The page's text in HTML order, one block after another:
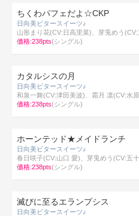
ちくわパフェだよ☆CKP
日向美ビタースイーツ♪
山形まり花(CV:日高里菜)、芽兎めう
価格:238pts(シングル)
カタルシスの月
日向美ビタースイーツ♪
和泉一舞(CV:津田美波)、霜月 凛(CV:水
価格:238pts(シングル)
ホーンテッド★メイドランチ
日向美ビタースイーツ♪
春日咲子(CV:山口 愛)、芽兎めう(CV:五
価格:238pts(シングル)
滅びに至るエランプシス
日向美ビタースイーツ♪